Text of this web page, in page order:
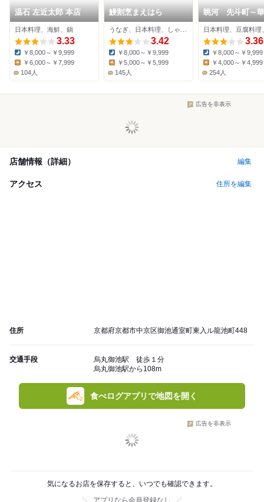
温石 左近太郎 本店
日本料理、海鮮、鍋
3.33
Dinner:
￥8,000～￥9,999
￥6,000～￥7,999
104人
鰻割烹まえはら
3.42
Dinner:
￥8,000～￥9,999
￥5,000～￥5,999
145人
眺河 先斗町～
3.36
Dinner:
￥8,000～￥9,999
￥4,000～￥4,999
254人
広告を非表示
店舗情報（詳細） 編集
アクセス 住所を編集
住所 京都府京都市中京区御池通室町東入ル龍池町448
交通手段
烏丸御池駅 徒歩１分
烏丸御池駅から108m
食べログアプリで地図を開く
広告を非表示
気になるお店を保存すると、いつでも確認できます。